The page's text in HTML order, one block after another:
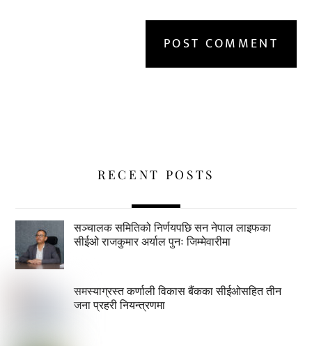
RECENT POSTS
सञ्चालक समितिको निर्णयपछि सन नेपाल लाइफका
सीईओ राजकुमार अर्याल पुनः जिम्मेवारीमा
समस्याग्रस्त कर्णाली विकास बैंकका सीईओसहित तीन
जना प्रहरी नियन्त्रणमा